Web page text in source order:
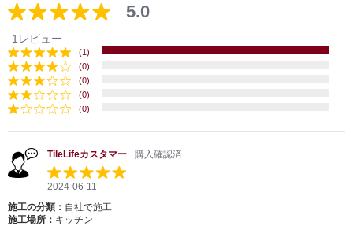
5.0
1レビュー
(1)
(0)
(0)
(0)
(0)
TileLifeカスタマー 購入確認済
2024-06-11
施工の分類： 自社で施工
施工場所： キッチン